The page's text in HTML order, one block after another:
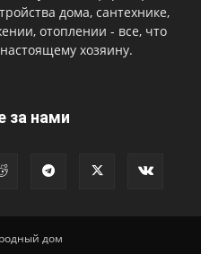
дома, сантехнике,
отоплении - все, что
хозяину.
за нами
дом